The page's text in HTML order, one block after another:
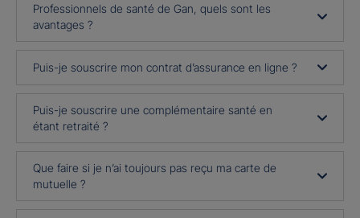
Professionnels de santé de Gan, quels sont les
avantages ?
Puis-je souscrire mon contrat d’assurance en ligne ?
Puis-je souscrire une complémentaire santé en
étant retraité ?
Que faire si je n’ai toujours pas reçu ma carte de
mutuelle ?